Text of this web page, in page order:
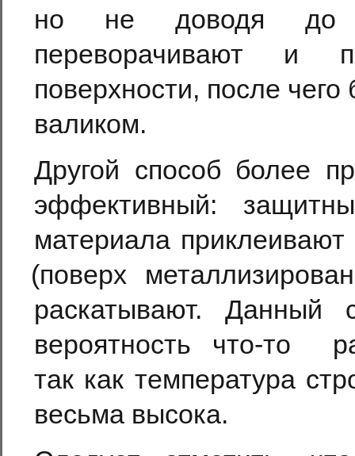
но не доводя до
переворачивают и
поверхности, после
валиком.
Другой способ более
эффективный:
материала
(поверх
раскатывают. Данный
вероятность что-то
так как температура
весьма высока.